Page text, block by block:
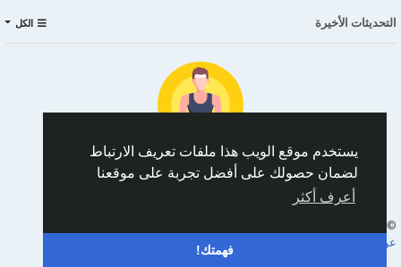
يستخدم موقع الويب هذا ملفات تعريف الارتباط
لضمان حصولك على أفضل تجربة على موقعنا
أعرف أكثر
فهمتك!
التحديثات الأخيرة الكل
No data to show
© 2026 AnimeSocial.SU - Первая аниме сеть!
عن
اتصل بنا الدليل